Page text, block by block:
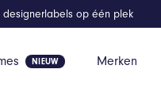
Merken
designerlabels op één plek